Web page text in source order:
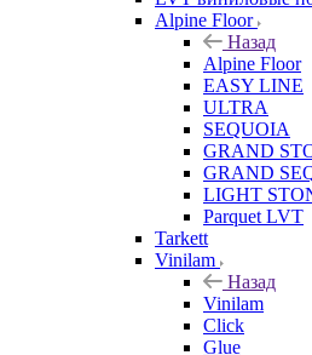
Alpine Floor
Назад
Alpine Floor
EASY LINE
ULTRA
SEQUOIA
GRAND
GRAND
LIGHT
Parquet LVT
Tarkett
Vinilam
Назад
Vinilam
Click
Glue